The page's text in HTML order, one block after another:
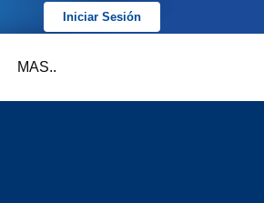
Iniciar Sesión
MAS..